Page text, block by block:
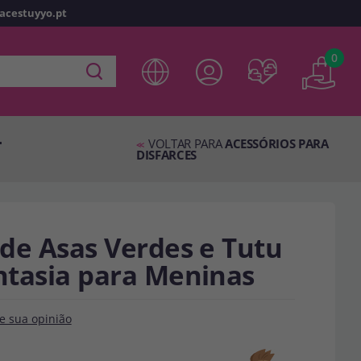
0
<< VOLTAR PARAACESSÓRIOS PARA
DISFARCES
Asas Verdes e Tutu
para Meninas
sua opinião